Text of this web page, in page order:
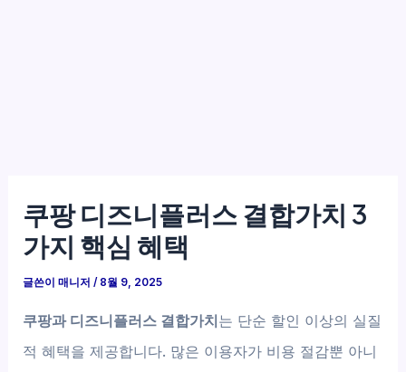
쿠팡 디즈니플러스 결합가치 3
가지 핵심 혜택
글쓴이매니저/ 8월 9, 2025
쿠팡과 디즈니플러스 결합가치는 단순 할인 이상의 실질
적 혜택을 제공합니다. 많은 이용자가 비용 절감뿐 아니